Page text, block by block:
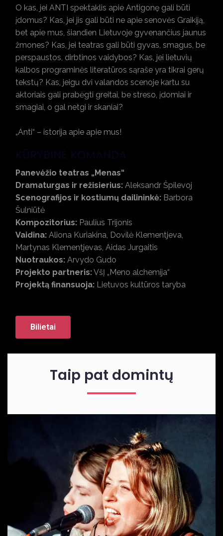
O kas, jei ANTI spektaklis apie Antigonę gali būti
įdomus? Kas, jei jis gali būti ne apie senovės Graikiją,
bet apie mus, šiandien Lietuvoje gyvenančius jaunus
žmones? Kas, jei teatras gali būti gyvas, smagus, be
perspaustos, dirbtinos vaidybos? Kas, jei lietuvių
kalbos programinės literatūros sąraše yra tikrai gerų
tekstų? Kas, jeigu dvi valandos scenoje kartu su
aktoriais gali prabėgti greitai, be streso, įdomiai ir
smagiai, o gal netgi ir skaniai?
„Anti“ – istorija apie apie mus!
Panevėžio teatras „Menas“
Dramaturgas ir režisierius: Aleksandr Špilevoj
Scenografijos ir kostiumų dailininkė: Barbora
Šulniūtė
Kompozitorius: Paulius Trijonis
Vaidina: Aliona Kuriakina, Dovilė Klementjeva,
Martynas Klementjevas, Aidas Jurgaitis
Nuotraukos: Arvydo Gudo
Projekto partneris:VšĮ „Meno alchemija“
Projektą finansuoja: Lietuvos kultūros taryba
Bilietai
Taip pat domintų